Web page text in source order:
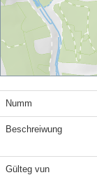
Numm
Beschreiwung
Gülteg vun